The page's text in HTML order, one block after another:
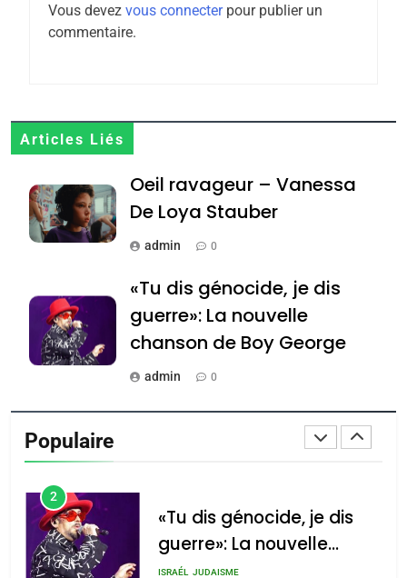
Vous devez vous connecterpour publier un
commentaire.
Articles Liés
Oeil ravageur – Vanessa
De Loya Stauber
admin 0
«Tu dis génocide, je dis
guerre»: La nouvelle
chanson de Boy George
admin 0
Tout sur la Nostalgie
נשיא המדינה יצחק
הרצוג נפגש עם
נשיא ארגנטינה
חוויאר מיליי, במשכן
Accords d’Isaac: l’alliance
pourrait s’étendre à 13
pays d’Amérique latine
Populaire
6
Zrihen-Dvir
7
Jacques Hadida
JUDAISME
Maroc : Les amandes de
Tafraout, le miel de Tadla
Azilal consacrés produits
du terroir
2
«Tu dis génocide, je dis
guerre»: La nouvelle
chanson de Boy George
ISRAÉL JUDAISME